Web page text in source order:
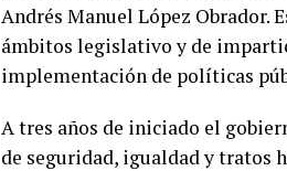
Andrés Manuel López Obrador.
ámbitos legislativo y de
implementación de políticas
A tres años de iniciado el
de seguridad, igualdad y tratos